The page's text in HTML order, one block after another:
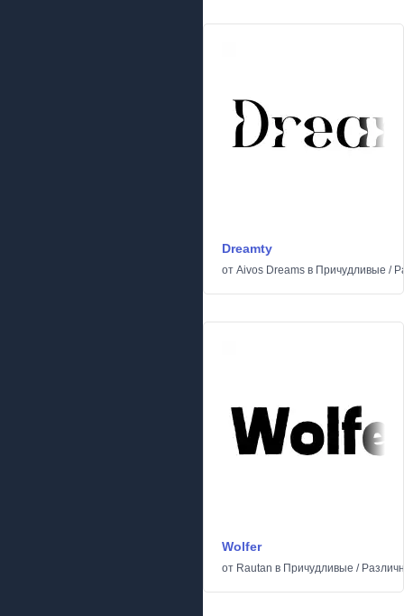
Dreamty
от Aivos Dreams в Причудливые /
Wolfer
от Rautan в Причудливые /